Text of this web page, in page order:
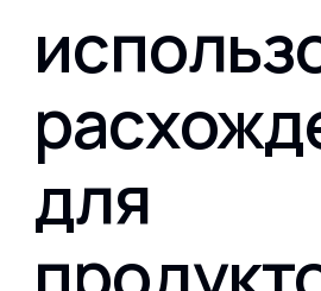
Капсул
Коллагена
для